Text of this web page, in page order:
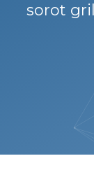
sorot